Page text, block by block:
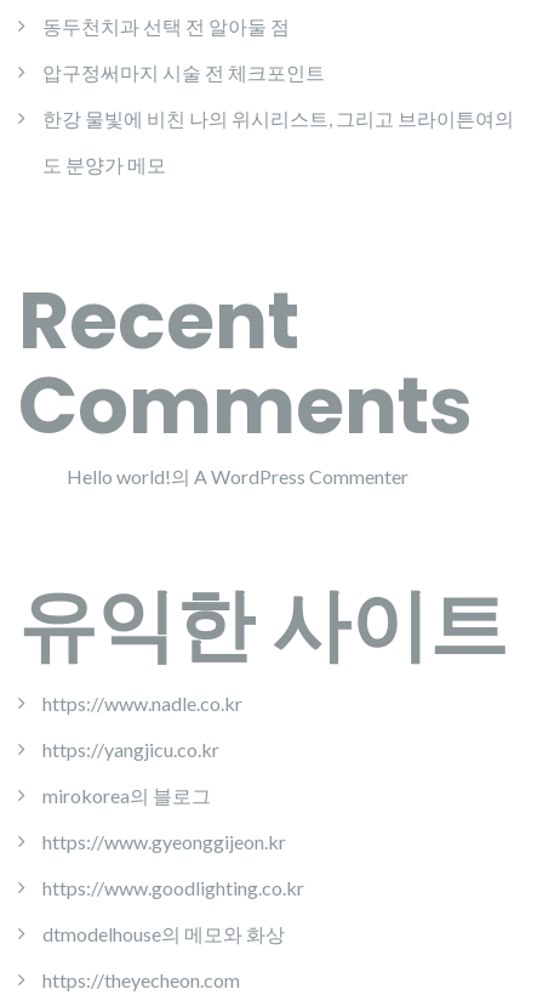
동두천치과 선택 전 알아둘 점
압구정써마지 시술 전 체크포인트
한강 물빛에 비친 나의 위시리스트, 그리고 브라이튼여의
도 분양가 메모
Recent
Comments
Hello world!의 A WordPress Commenter
유익한 사이트
https://www.nadle.co.kr
https://yangjicu.co.kr
mirokorea의 블로그
https://www.gyeonggijeon.kr
https://www.goodlighting.co.kr
dtmodelhouse의 메모와 화상
https://theyecheon.com